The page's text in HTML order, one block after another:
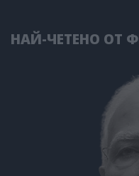
НАЙ-ЧЕТЕНО ОТ